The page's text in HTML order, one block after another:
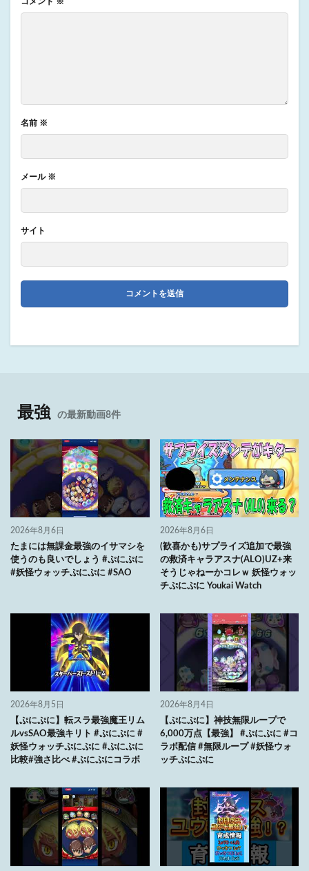
名前 ※
メール ※
サイト
最強 の最新動画8件
2026年8月6日
たまには無課金最強のイサマシを
使うのも良いでしょう #ぷにぷに
#妖怪ウォッチぷにぷに #SAO
2026年8月6日
(歓喜かも)サプライズ追加で最強
の救済キャラアスナ(ALO)UZ+来
そうじゃねーかコレｗ 妖怪ウォッ
チぷにぷに Youkai Watch
2026年8月5日
【ぷにぷに】転スラ最強魔王リム
ルvsSAO最強キリト #ぷにぷに #
妖怪ウォッチぷにぷに #ぷにぷに
比較#強さ比べ #ぷにぷにコラボ
2026年8月4日
【ぷにぷに】神技無限ループで
6,000万点【最強】 #ぷにぷに #コ
ラボ配信 #無限ループ #妖怪ウォ
ッチぷにぷに